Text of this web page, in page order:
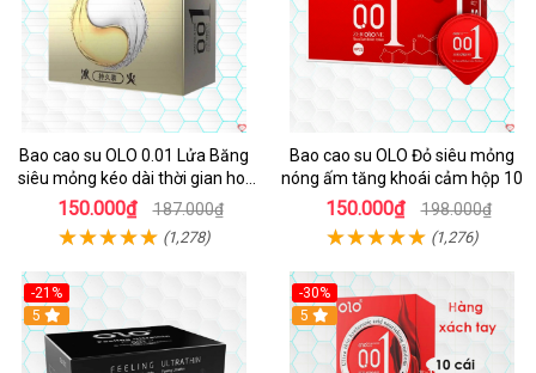
Bao cao su OLO 0.01 Lửa Băng
siêu mỏng kéo dài thời gian hot
lạnh trải nghiệm
150.000₫ 187.000₫
(1,278)
Bao cao su OLO Đỏ siêu mỏng
nóng ấm tăng khoái cảm hộp 10
150.000₫ 198.000₫
(1,276)
-21%
Hot
5
-30%
5